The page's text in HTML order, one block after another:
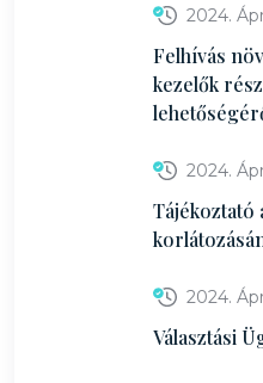
2024.
Felhívás
kezelők
2024.
Tájékoztató
2024.
Választási